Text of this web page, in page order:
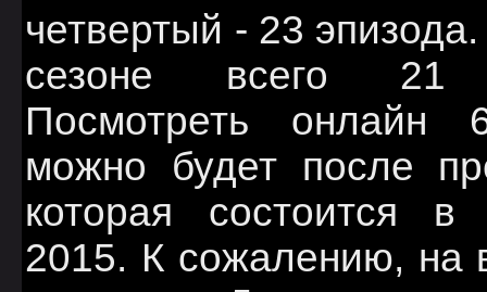
четвертый - 23
сезоне всего 21
Посмотреть онлайн
можно будет после
которая состоится в
2015. К сожалению, на